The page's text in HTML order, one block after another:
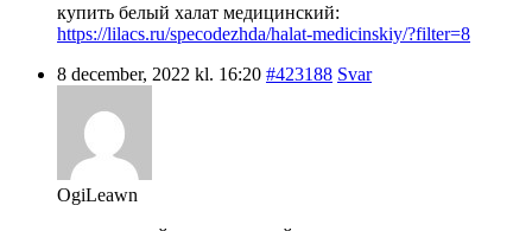
купить белый халат медицинский:
https://lilacs.ru/specodezhda/halat-medicinskiy/?filter=8
8 december, 2022 kl. 16:20 #423188 Svar
OgiLeawn